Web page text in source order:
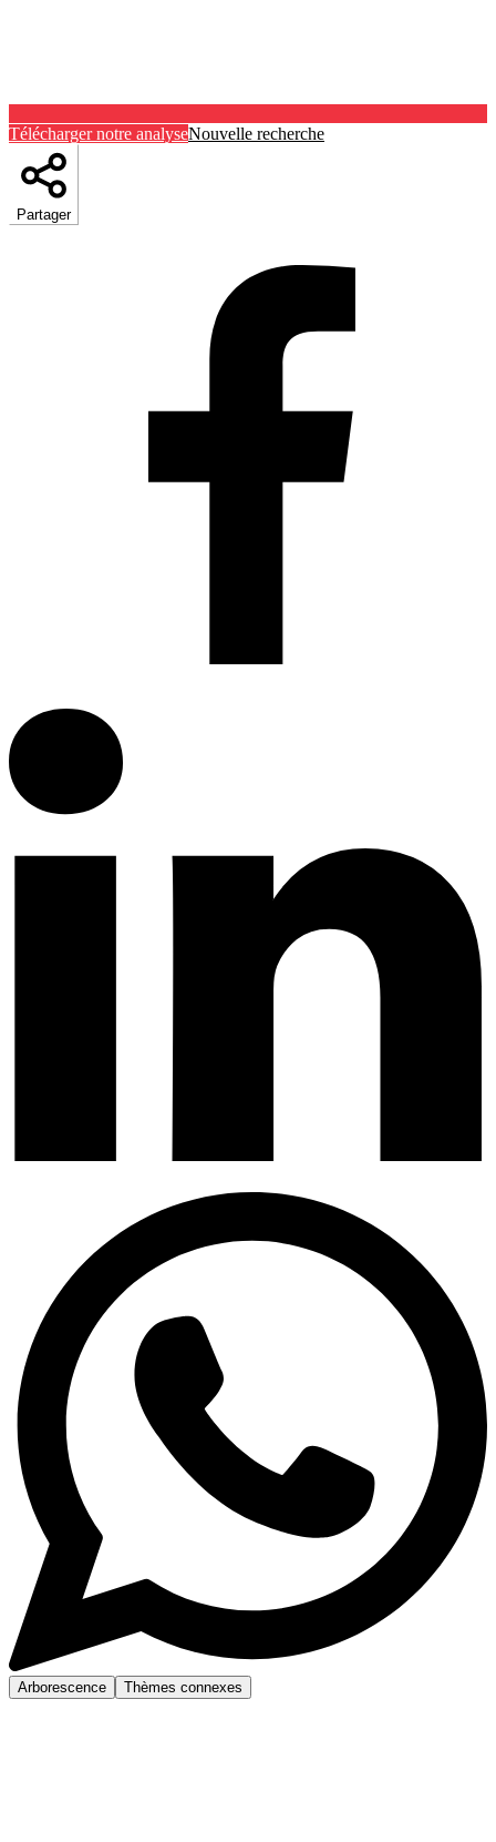
Télécharger notre analyseNouvelle recherche
Partager
Arborescence Thèmes connexes